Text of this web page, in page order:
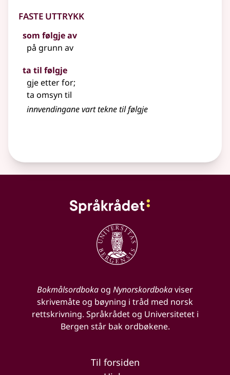
Faste uttrykk
som følgje av
på grunn av
ta til følgje
gje etter for;
ta omsyn til
innvendingane vart tekne til følgje
Bokmålsordbokaog Nynorskordbokaviser
skrivemåte og bøyning i tråd med norsk
rettskrivning. Språkrådet og Universitetet i
Bergen står bak ordbøkene.
Til forsiden